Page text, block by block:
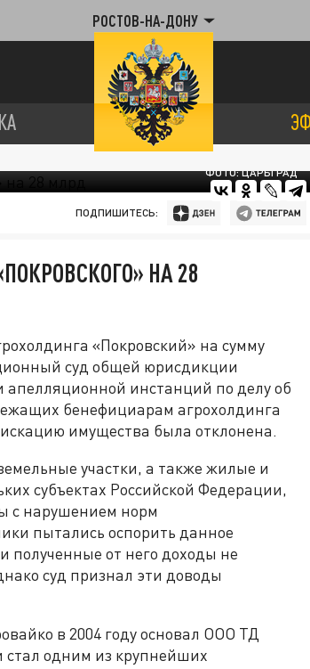
РОСТОВ-НА-ДОНУ
ФОТО: ЦАРЬГРАД
ПОДПИШИТЕСЬ:
НА 28
«Покровский» на сумму
суд общей юрисдикции
апелляционной инстанций по делу об
бенефициарам агрохолдинга
имущества была отклонена.
участки, а также жилые и
субъектах Российской Федерации,
с нарушением норм
пытались оспорить данное
полученные от него доходы не
суд признал эти доводы
в 2004 году основал ООО ТД
стал одним из крупнейших